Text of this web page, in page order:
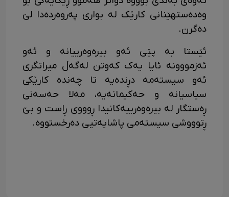
وەدەستهێنانی کارێک لە بواری پەروەردەدا لێ
دەگرن.
ئێستا بە پێی ئەو بیرەوەرییانە و ئەو
ئەزمووونە ئایا یەک کەوتن لەگەڵ میراتگری
ئەو سیستەمە دڕندەیە تا چەندە کارێکی
سیاسیانە و حەکیمانەیە، مەلا حەسەنی
ڕەستگار لە بیرەوەرییەکانیدا ڕوووی ڕاست و بێ
ڕتوووشی سیستەمی پاشایەتیی دەرخستووە.